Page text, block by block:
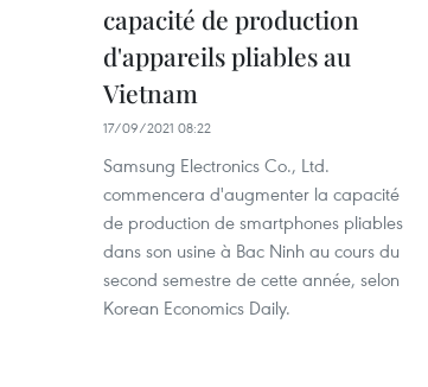
capacité de production
d'appareils pliables au
Vietnam
17/09/2021 08:22
Samsung Electronics Co., Ltd.
commencera d'augmenter la capacité
de production de smartphones pliables
dans son usine à Bac Ninh au cours du
second semestre de cette année, selon
Korean Economics Daily.